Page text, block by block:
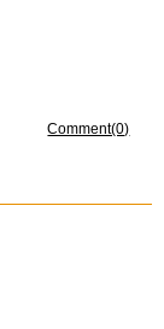
Comment(0)